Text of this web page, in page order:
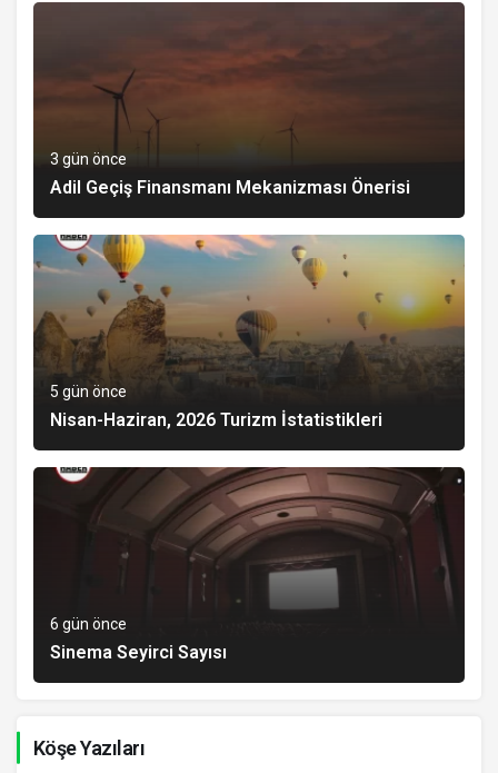
3 gün önce
Adil Geçiş Finansmanı Mekanizması Önerisi
5 gün önce
Nisan-Haziran, 2026 Turizm İstatistikleri
6 gün önce
Sinema Seyirci Sayısı
Köşe Yazıları